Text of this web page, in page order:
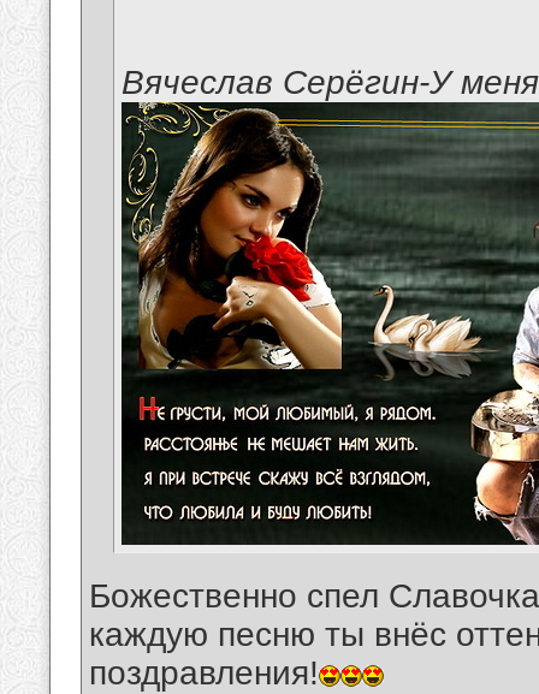
Вячеслав Серёгин-У
Божественно спел
каждую песню ты внёс
поздравления!